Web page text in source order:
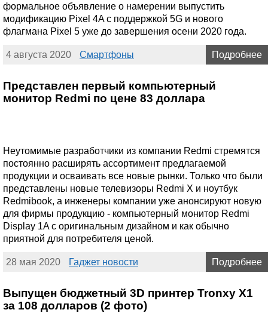
формальное объявление о намерении выпустить
модификацию Pixel 4A с поддержкой 5G и нового
флагмана Pixel 5 уже до завершения осени 2020 года.
4 августа 2020 Смартфоны Подробнее
Представлен первый компьютерный
монитор Redmi по цене 83 доллара
Неутомимые разработчики из компании Redmi стремятся
постоянно расширять ассортимент предлагаемой
продукции и осваивать все новые рынки. Только что были
представлены новые телевизоры Redmi X и ноутбук
Redmibook, а инженеры компании уже анонсируют новую
для фирмы продукцию - компьютерный монитор Redmi
Display 1A с оригинальным дизайном и как обычно
приятной для потребителя ценой.
28 мая 2020 Гаджет новости Подробнее
Выпущен бюджетный 3D принтер Tronxy X1
за 108 долларов (2 фото)